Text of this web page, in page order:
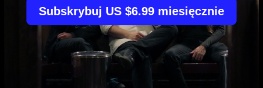
Subskrybuj US $6.99 miesięcznie